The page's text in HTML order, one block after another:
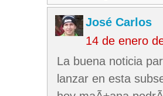
José Carlos
14 de enero
La buena noticia
lanzar en esta